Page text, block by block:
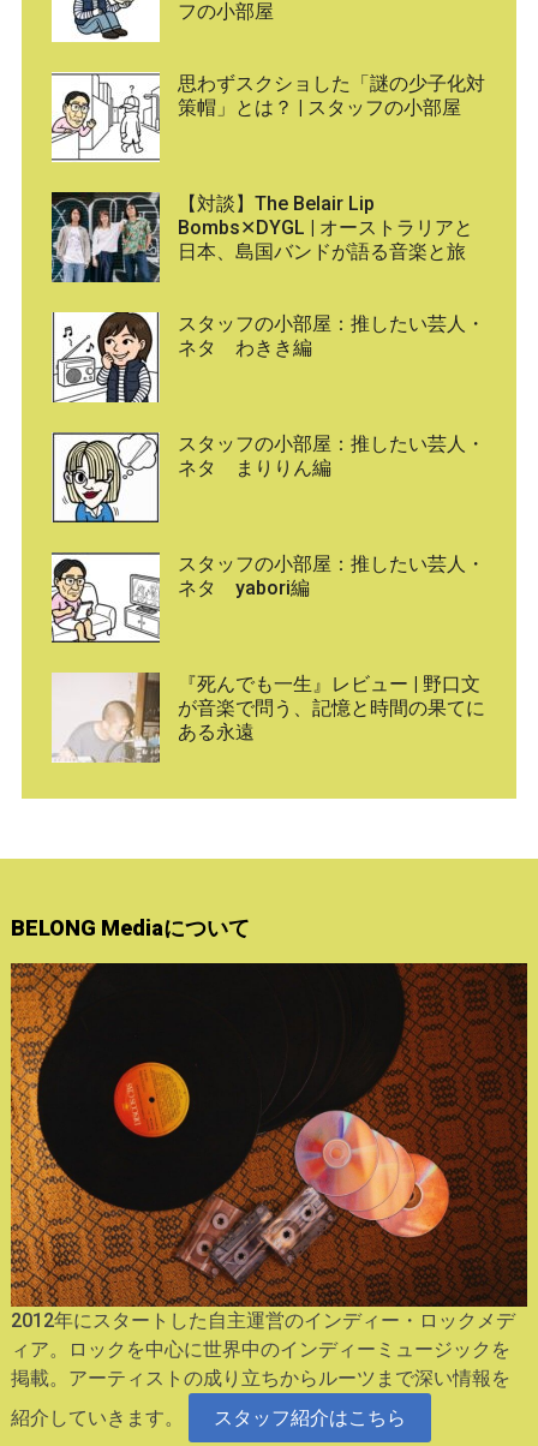
フの小部屋
思わずスクショした「謎の少子化対
策帽」とは？ | スタッフの小部屋
【対談】The Belair Lip
Bombs✕DYGL | オーストラリアと
日本、島国バンドが語る音楽と旅
スタッフの小部屋：推したい芸人・
ネタ わきき編
スタッフの小部屋：推したい芸人・
ネタ まりりん編
スタッフの小部屋：推したい芸人・
ネタ yabori編
『死んでも一生』レビュー | 野口文
が音楽で問う、記憶と時間の果てに
ある永遠
BELONG Mediaについて
2012年にスタートした自主運営のインディー・ロックメデ
ィア。ロックを中心に世界中のインディーミュージックを
掲載。アーティストの成り立ちからルーツまで深い情報を
紹介していきます。
スタッフ紹介はこちら